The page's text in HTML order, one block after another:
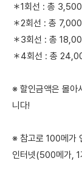
＊1회선 : 총
＊2회선 : 총
＊3회선 : 총
＊4회선 : 총
※ 할인금액은 몰아
니다!
※ 참고로 100메가
인터넷(500메가,